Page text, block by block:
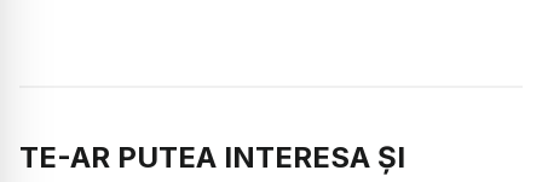
TE-AR PUTEA INTERESA ȘI